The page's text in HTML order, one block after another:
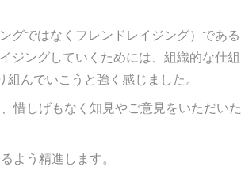
グではなくフレンドレイジング）である
ジングしていくためには、組織的な仕組
んでいこうと強く感じました。
惜しげもなく知見やご意見をいただいた
よう精進します。